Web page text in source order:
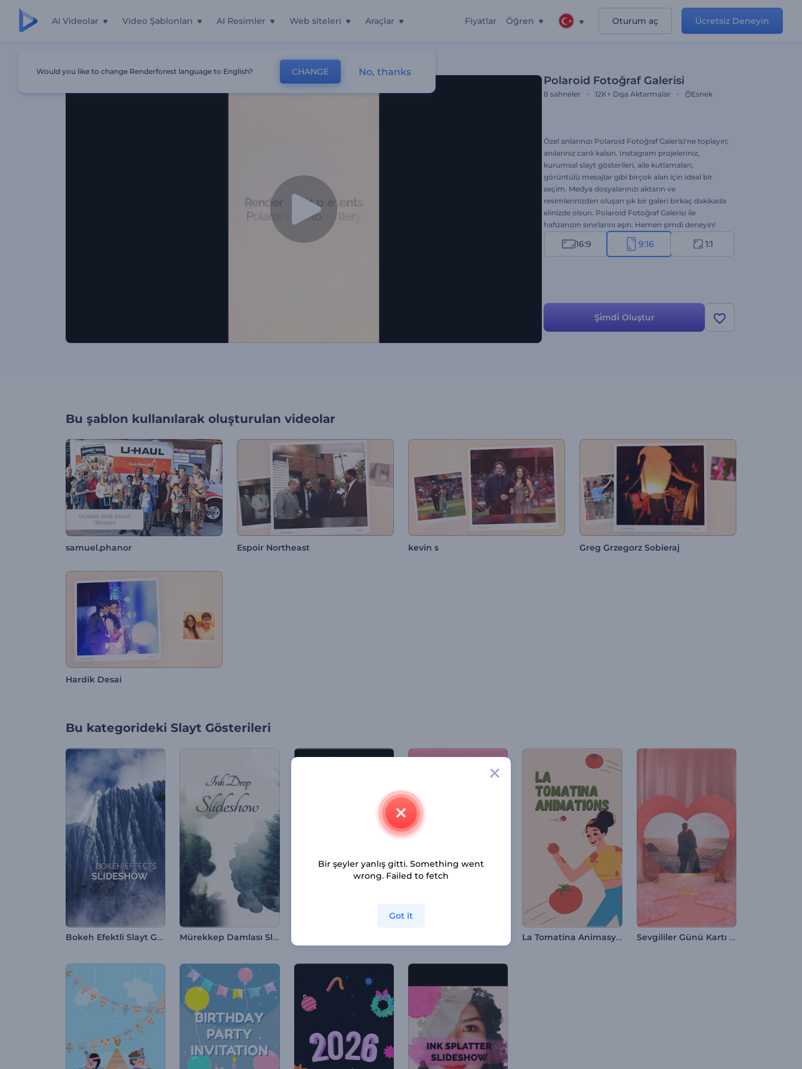
AI Videolar Video Şablonları AI Resimler Web siteleri Araçlar Fiyatlar Öğren Oturum aç Ücretsiz Deneyin
Polaroid Fotoğraf Galerisi
8 sahneler 12K+ Dışa Aktarmalar Esnek
Özel anlarınızı Polaroid Fotoğraf Galerisi'ne toplayın;
anılarınız canlı kalsın. Instagram projeleriniz,
kurumsal slayt gösterileri, aile kutlamaları,
görüntülü mesajlar gibi birçok alan için ideal bir
seçim. Medya dosyalarınızı aktarın ve
resimlerinizden oluşan şık bir galeri birkaç dakikada
elinizde olsun. Polaroid Fotoğraf Galerisi ile
hafızanızın sınırlarını aşın. Hemen şimdi deneyin!
16:9 9:16 1:1
Şi̇mdi̇ Oluştur
Bu şablon kullanılarak oluşturulan videolar
samuel.phanor Espoir Northeast kevin s Greg Grzegorz Sobieraj
Hardik Desai
Bu kategorideki Slayt Gösterileri
Bokeh Efektli Slayt Gösterisi Mürekkep Damlası Slayt Gösterisi La Tomatina Animasyonları Sevgililer Günü Kartı Giriş Videosu
Would you like to change Renderforest language to English? CHANGE No, thanks
Bir şeyler yanlış gitti. Something went
wrong. Failed to fetch
Got it